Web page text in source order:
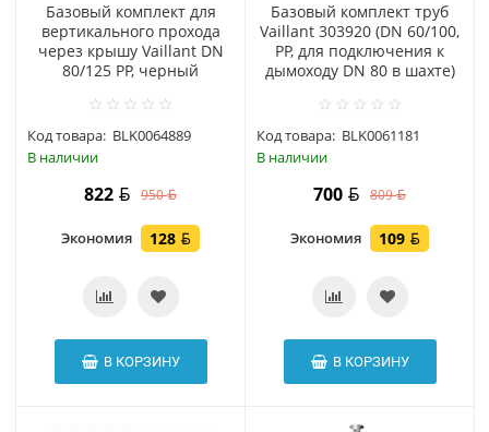
Базовый комплект для
вертикального прохода
через крышу Vaillant DN
80/125 РР, черный
Код товара: BLK0064889
В наличии
822 950
Экономия 128
В КОРЗИНУ
Базовый комплект труб
Vaillant 303920 (DN 60/100,
PP, для подключения к
дымоходу DN 80 в шахте)
Код товара: BLK0061181
В наличии
700 809
Экономия 109
В КОРЗИНУ